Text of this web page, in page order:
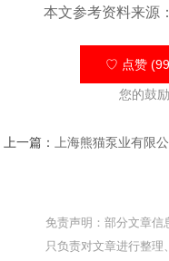
本文参考资料来源：
♡ 点赞
您的鼓
上一篇： 上海熊猫泵业有限
免责声明：部分文章信
只负责对文章进行整理